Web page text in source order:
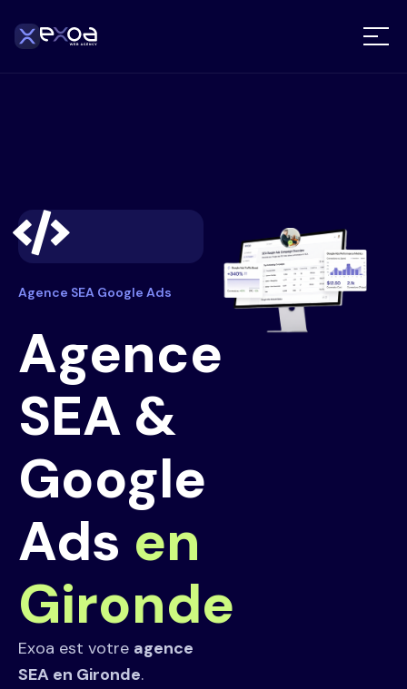
Agence SEA Google Ads
Agence
SEA &
Google
Ads en
Gironde
Exoa est votre agence
SEA en Gironde.